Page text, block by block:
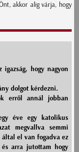
akkor alig várja, hogy
hogy nagyon
dolgot kérdezni.
erről annál jobban
éve egy katolikus
megvallva semmi
el van fogadva ez
és arra jutottam hogy